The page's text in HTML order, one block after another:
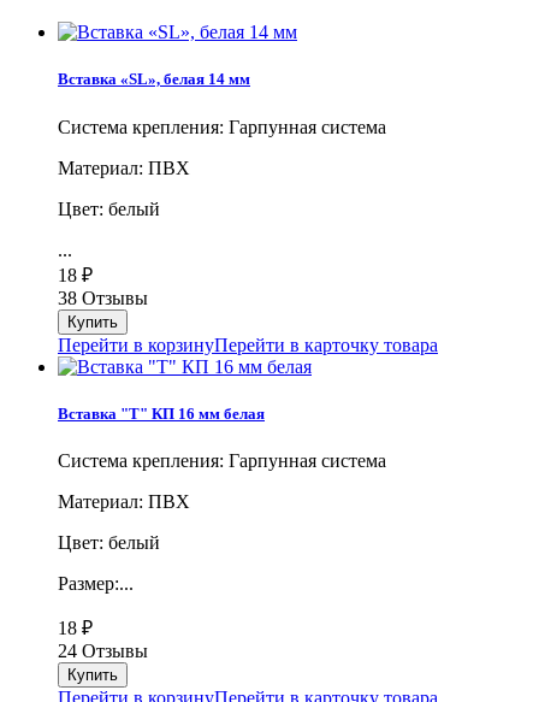
Вставка «SL», белая 14 мм
Система крепления: Гарпунная система
Материал: ПВХ
Цвет: белый
...
18 ₽
38 Отзывы
Перейти в корзинуПерейти в карточку товара
Вставка "Т" КП 16 мм белая
Система крепления: Гарпунная система
Материал: ПВХ
Цвет: белый
Размер:...
18 ₽
24 Отзывы
Перейти в корзинуПерейти в карточку товара